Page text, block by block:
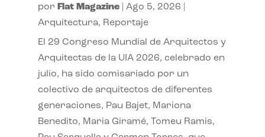
por Flat Magazine| Ago 5, 2026
Arquitectura, Reportaje
El 29 Congreso Mundial de Arquitectos y
Arquitectas de la UIA 2026, celebrado en
julio, ha sido comisariado por un
colectivo de arquitectos de diferentes
generaciones, Pau Bajet, Mariona
Benedito, Maria Giramé, Tomeu Ramis,